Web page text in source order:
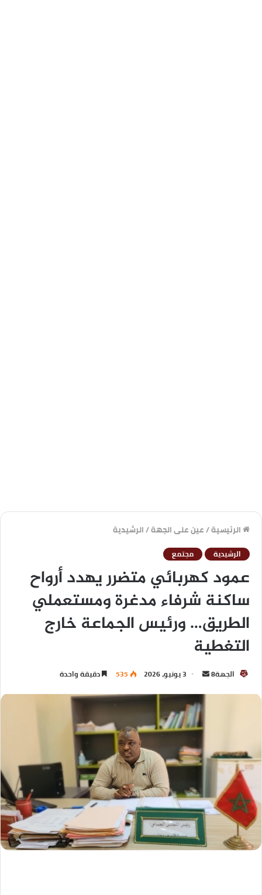
الرئيسية/عين على الجهة/الرشيدية
الرشيدية مجتمع
عمود كهربائي متضرر يهدد أرواح
ساكنة شرفاء مدغرة ومستعملي
الطريق… ورئيس الجماعة خارج
التغطية
الجهة8 3 يونيو، 2026 535 دقيقة واحدة